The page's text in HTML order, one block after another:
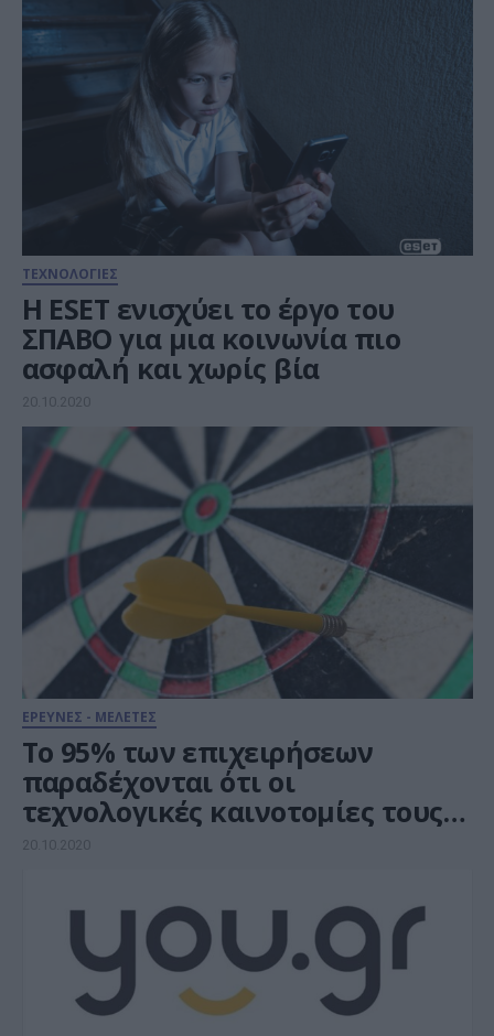
ΤΕΧΝΟΛΟΓΙΕΣ
Η ESET ενισχύει το έργο του
ΣΠΑΒΟ για μια κοινωνία πιο
ασφαλή και χωρίς βία
20.10.2020
ΕΡΕΥΝΕΣ - ΜΕΛΕΤΕΣ
Το 95% των επιχειρήσεων
παραδέχονται ότι οι
τεχνολογικές καινοτομίες τους
απέτυχαν πριν κυκλοφορήσουν
20.10.2020